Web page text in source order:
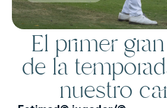
El primer
de la
nuestro